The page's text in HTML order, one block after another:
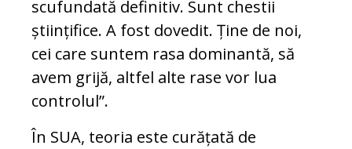
scufundată definitiv. Sunt chestii
științifice. A fost dovedit. Ține de noi,
cei care suntem rasa dominantă, să
avem grijă, altfel alte rase vor lua
controlul”.
În SUA, teoria este curățată de